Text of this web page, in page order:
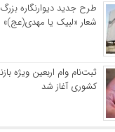
طرح جدید دیوارنگاره بزرگ
شعار «لبیک یا مهدی(عج)»
ثبت‌نام وام اربعین ویژه
کشوری آغاز شد